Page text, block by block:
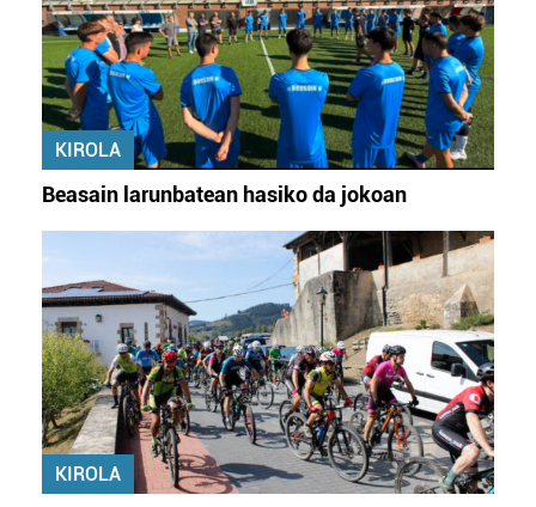
KIROLA
Beasain larunbatean hasiko da jokoan
KIROLA